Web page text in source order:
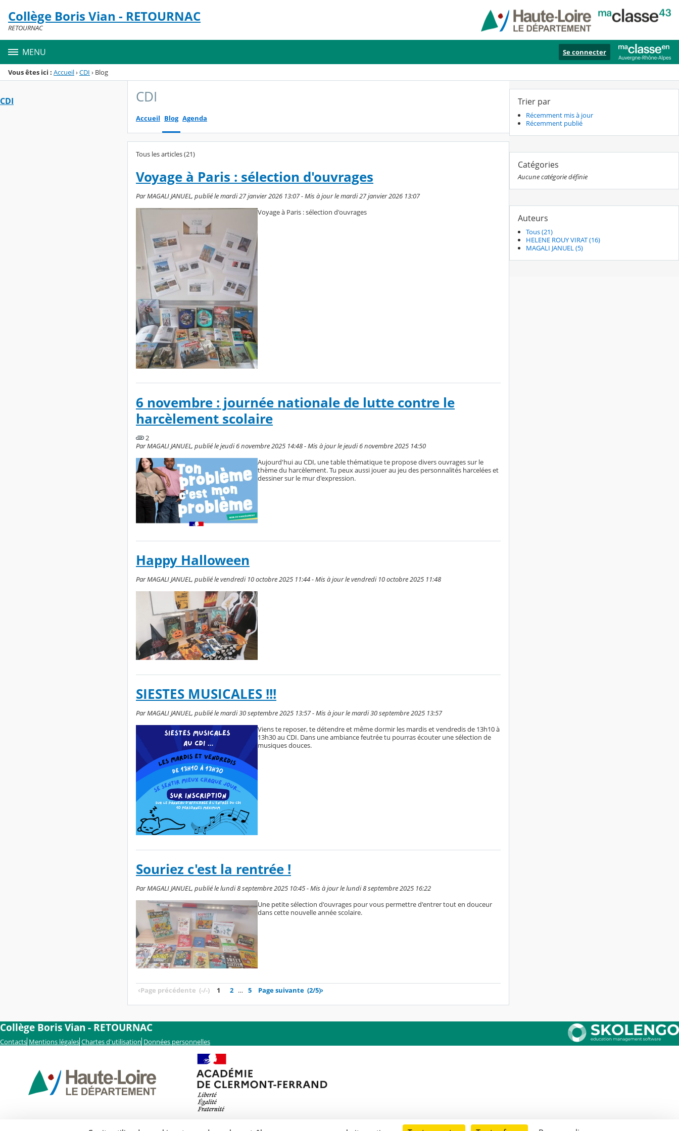
Menu de la rubrique
Contenu
Collège Boris Vian - RETOURNAC
RETOURNAC
MENU Se connecter
Vous êtes ici : Accueil›CDI › Blog
CDI CDI
Accueil Blog Agenda
Tous les articles (21)
Voyage à Paris : sélection d'ouvrages
Par MAGALI JANUEL, publié le mardi 27 janvier 2026 13:07 - Mis à jour le mardi 27 janvier 2026 13:07
Voyage à Paris : sélection d'ouvrages
6 novembre : journée nationale de lutte contre le
harcèlement scolaire
2
Par MAGALI JANUEL, publié le jeudi 6 novembre 2025 14:48 - Mis à jour le jeudi 6 novembre 2025 14:50
Aujourd'hui au CDI, une table thématique te propose divers ouvrages sur le
thème du harcèlement. Tu peux aussi jouer au jeu des personnalités harcelées et
dessiner sur le mur d'expression.
Happy Halloween
Par MAGALI JANUEL, publié le vendredi 10 octobre 2025 11:44 - Mis à jour le vendredi 10 octobre 2025 11:48
SIESTES MUSICALES !!!
Par MAGALI JANUEL, publié le mardi 30 septembre 2025 13:57 - Mis à jour le mardi 30 septembre 2025 13:57
Viens te reposer, te détendre et même dormir les mardis et vendredis de 13h10 à
13h30 au CDI. Dans une ambiance feutrée tu pourras écouter une sélection de
musiques douces.
Souriez c'est la rentrée !
Par MAGALI JANUEL, publié le lundi 8 septembre 2025 10:45 - Mis à jour le lundi 8 septembre 2025 16:22
Une petite sélection d'ouvrages pour vous permettre d'entrer tout en douceur
dans cette nouvelle année scolaire.
‹Page précédente (-/-) 1 2 … 5 Page suivante (2/5)›
Trier par
Récemment mis à jour
Récemment publié
Catégories
Aucune catégorie définie
Auteurs
Tous (21)
HELENE ROUY VIRAT (16)
MAGALI JANUEL (5)
Collège Boris Vian - RETOURNAC
Contacts Mentions légales Chartes d'utilisation Données personnelles